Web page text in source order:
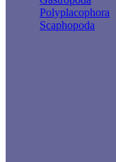
Polyplacophora
Scaphopoda